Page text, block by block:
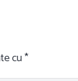
cu*